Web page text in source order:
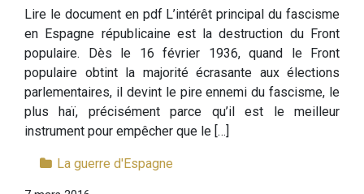
Lire le document en pdf L’intérêt principal du fascisme
en Espagne républicaine est la destruction du Front
populaire. Dès le 16 février 1936, quand le Front
populaire obtint la majorité écrasante aux élections
parlementaires, il devint le pire ennemi du fascisme, le
plus haï, précisément parce qu’il est le meilleur
instrument pour empêcher que le […]
La guerre d'Espagne